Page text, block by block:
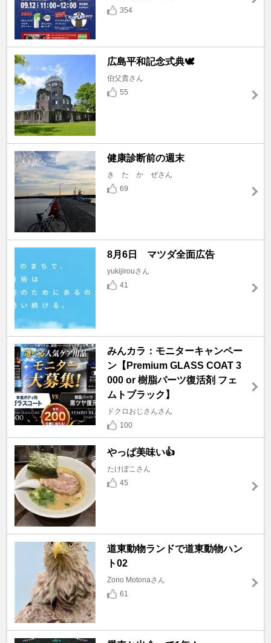
354
広島平和記念式典🕊️
伯父貴さん
55
健康診断前の週末
き た か ぜさん
69
8月6日 マツダ全面広告
yukijirouさん
41
みんカラ：モニターキャンペー
ン【Premium GLASS COAT 3
000 or 樹脂パーツ復活剤 フェ
ムトブラック】
ドクロおじさんさん
100
やっぱ美味い👍
たけぼこさん
45
道東動物ランドで道東動物ハン
ト02
Zono Motonaさん
61